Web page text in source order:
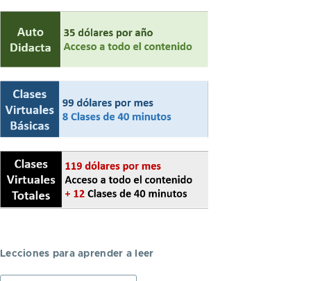
Lecciones para aprender a leer